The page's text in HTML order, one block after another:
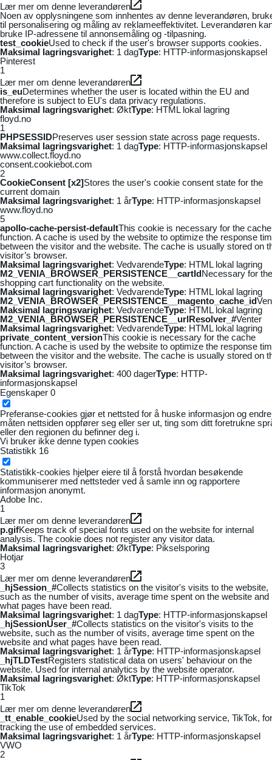
Lær mer om denne leverandøren
Noen av opplysningene som innhentes av denne leverandøren,
til personalisering og måling av reklameeffektivitet. Leverandøren
bruke IP-adressene til annonsemåling og -tilpasning.
test_cookieUsed to check if the user's browser supports cookies.
Maksimal lagringsvarighet: 1 dagType: HTTP-informasjonskapsel
Pinterest
1
Lær mer om denne leverandøren
is_euDetermines whether the user is located within the EU and
therefore is subject to EU's data privacy regulations.
Maksimal lagringsvarighet: ØktType: HTML lokal lagring
floyd.no
1
PHPSESSIDPreserves user session state across page requests.
Maksimal lagringsvarighet: 1 dagType: HTTP-informasjonskapsel
www.collect.floyd.no
consent.cookiebot.com
2
CookieConsent [x2]Stores the user's cookie consent state for the
current domain
Maksimal lagringsvarighet: 1 årType: HTTP-informasjonskapsel
www.floyd.no
5
apollo-cache-persist-defaultThis cookie is necessary for the cache
function. A cache is used by the website to optimize the response
between the visitor and the website. The cache is usually stored on
visitor’s browser.
Maksimal lagringsvarighet: VedvarendeType: HTML lokal lagring
M2_VENIA_BROWSER_PERSISTENCE__cartIdNecessary for the
shopping cart functionality on the website.
Maksimal lagringsvarighet: VedvarendeType: HTML lokal lagring
M2_VENIA_BROWSER_PERSISTENCE__magento_cache_id
Maksimal lagringsvarighet: VedvarendeType: HTML lokal lagring
M2_VENIA_BROWSER_PERSISTENCE__urlResolver_#Venter
Maksimal lagringsvarighet: VedvarendeType: HTML lokal lagring
private_content_versionThis cookie is necessary for the cache
function. A cache is used by the website to optimize the response
between the visitor and the website. The cache is usually stored on
visitor’s browser.
Maksimal lagringsvarighet: 400 dagerType: HTTP-
informasjonskapsel
Egenskaper 0
Preferanse-cookies gjør et nettsted for å huske informasjon og
måten nettsiden oppfører seg eller ser ut, ting som ditt foretrukne
eller den regionen du befinner deg i.
Vi bruker ikke denne typen cookies
Statistikk 16
Statistikk-cookies hjelper eiere til å forstå hvordan besøkende
kommuniserer med nettsteder ved å samle inn og rapportere
informasjon anonymt.
Adobe Inc.
1
Lær mer om denne leverandøren
p.gifKeeps track of special fonts used on the website for internal
analysis. The cookie does not register any visitor data.
Maksimal lagringsvarighet: ØktType: Pikselsporing
Hotjar
3
Lær mer om denne leverandøren
_hjSession_#Collects statistics on the visitor's visits to the website,
such as the number of visits, average time spent on the website and
what pages have been read.
Maksimal lagringsvarighet: 1 dagType: HTTP-informasjonskapsel
_hjSessionUser_#Collects statistics on the visitor's visits to the
website, such as the number of visits, average time spent on the
website and what pages have been read.
Maksimal lagringsvarighet: 1 årType: HTTP-informasjonskapsel
_hjTLDTestRegisters statistical data on users' behaviour on the
website. Used for internal analytics by the website operator.
Maksimal lagringsvarighet: ØktType: HTTP-informasjonskapsel
TikTok
1
Lær mer om denne leverandøren
_tt_enable_cookieUsed by the social networking service, TikTok, for
tracking the use of embedded services.
Maksimal lagringsvarighet: 1 årType: HTTP-informasjonskapsel
VWO
2